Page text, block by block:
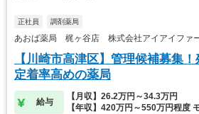
正社員 調剤薬局
あおば薬局 梶ヶ谷店 株式会社アイアイファ
【川崎市高津区】管理候補募集
定着率高めの薬局
給与
【月収】26.2万円～34.3万円
【年収】420万円～550万円程度